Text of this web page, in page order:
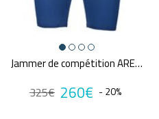
Jammer de compétition ARENA M PWSKIN CARBON GLIDE
325€ 260€ - 20%